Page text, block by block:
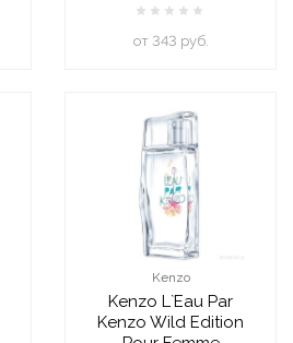
oт 343 руб.
Kenzo
Kenzo L`Eau Par
Kenzo Wild Edition